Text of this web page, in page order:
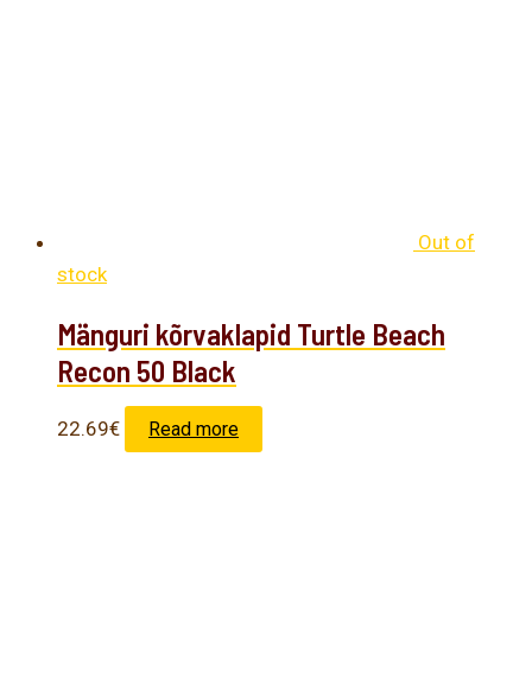
Out of
stock
Mänguri kõrvaklapid Turtle Beach
Recon 50 Black
22.69€ Read more